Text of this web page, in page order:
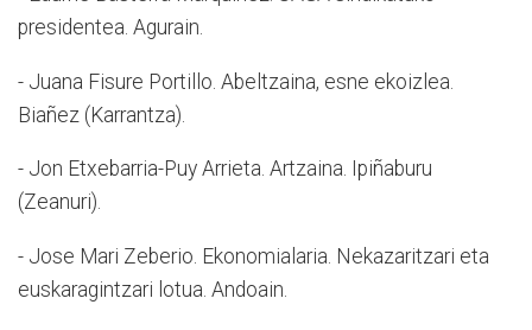
presidentea. Agurain.
- Juana Fisure Portillo. Abeltzaina, esne ekoizlea.
Biañez (Karrantza).
- Jon Etxebarria-Puy Arrieta. Artzaina. Ipiñaburu
(Zeanuri).
- Jose Mari Zeberio. Ekonomialaria. Nekazaritzari eta
euskaragintzari lotua. Andoain.